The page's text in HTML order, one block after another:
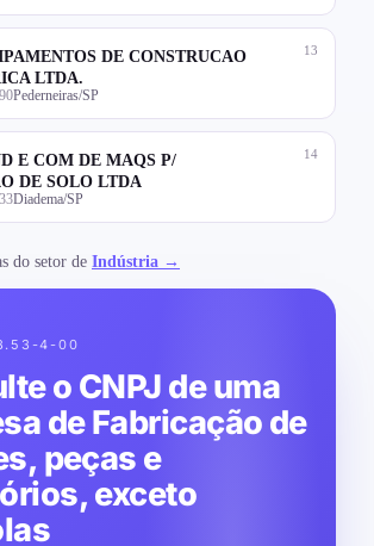
13
DE CONSTRUCAO
LTDA.
Pederneiras/SP
14
E COM DE MAQS P/
DE SOLO LTDA
Diadema/SP
do setor de Indústria →
4-00
o CNPJ de uma
de Fabricação de
peças e
exceto